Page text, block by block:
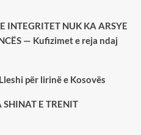
INTEGRITET NUK KA ARSYE
— Kufizimet e reja ndaj
për lirinë e Kosovës
SHINAT E TRENIT